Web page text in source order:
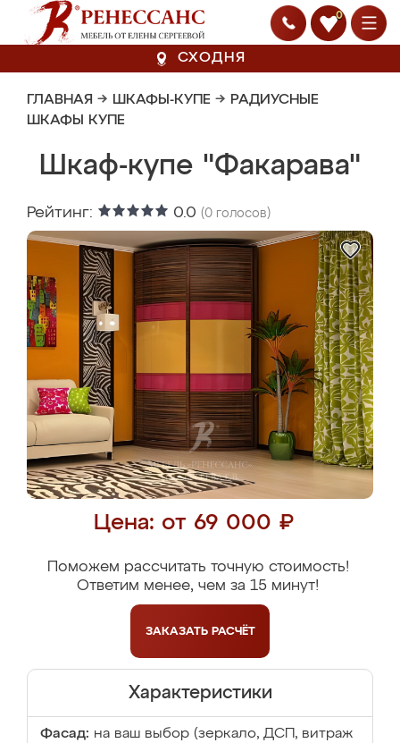
0
СХОДНЯ
ГЛАВНАЯ → ШКАФЫ-КУПЕ → РАДИУСНЫЕ
ШКАФЫ КУПЕ
Шкаф-купе "Факарава"
Рейтинг: 0.0 (0 голосов)
Цена: от 69 000 ₽
Поможем рассчитать точную стоимость!
Ответим менее, чем за 15 минут!
ЗАКАЗАТЬ РАСЧЁТ
Характеристики
Фасад: на ваш выбор (зеркало, ДСП, витраж